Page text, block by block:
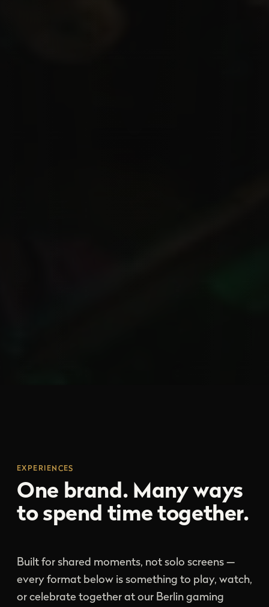
EXPERIENCES
One brand. Many ways
to spend time together.
Built for shared moments, not solo screens —
every format below is something to play, watch,
or celebrate together at our Berlin gaming